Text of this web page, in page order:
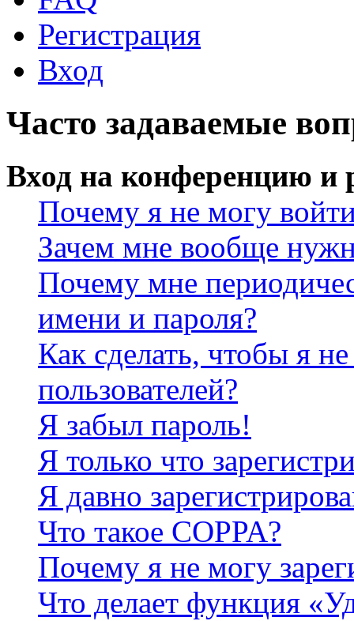
Регистрация
Вход
Часто задаваемые
Вход на конференцию и
Почему я не могу
Зачем мне вообще
Почему мне
имени и пароля?
Как сделать, чтобы я
пользователей?
Я забыл пароль!
Я только что
Я давно
Что такое COPPA?
Почему я не могу
Что делает функция